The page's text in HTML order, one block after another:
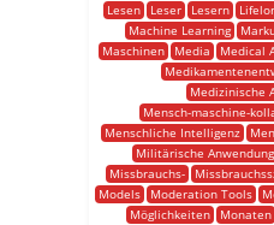
Lesen
Leser Lesern
Machine Learning
Maschinen
Media Medical
Medizinische
Mensch-maschine-
Menschliche Intelligenz
Militärische
Missbrauchs-
Models
Moderation Tools
Möglichkeiten
Monaten